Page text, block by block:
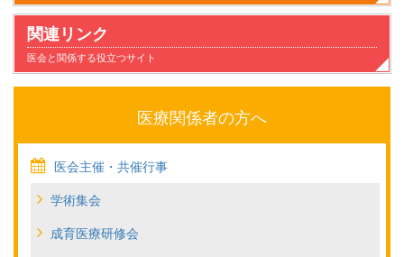
関連リンク
医会と関係する役立つサイト
医療関係者の方へ
医会主催・共催行事
学術集会
成育医療研修会